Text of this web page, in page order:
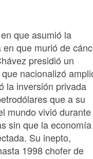
que asumió la
que murió de
presidió un
nacionalizó
la inversión privada
que a su
mundo vivió durante
sin que la economía
Su inepto,
1998 chofer de